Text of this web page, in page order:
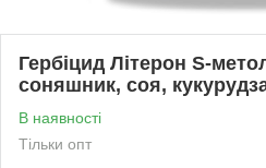
Гербіцид Літерон S-
соняшник, соя,
В наявності
Тільки опт